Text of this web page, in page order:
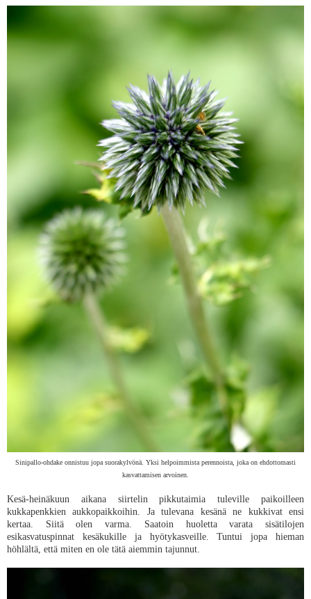
Sinipallo-ohdake onnistuu jopa suorakylvönä. Yksi helpoimmista perennoista, joka on ehdottomasti
kasvattamisen arvoinen.
Kesä-heinäkuun aikana siirtelin pikkutaimia tuleville paikoilleen
kukkapenkkien aukkopaikkoihin. Ja tulevana kesänä ne kukkivat ensi
kertaa. Siitä olen varma. Saatoin huoletta varata sisätilojen
esikasvatuspinnat kesäkukille ja hyötykasveille. Tuntui jopa hieman
höhlältä, että miten en ole tätä aiemmin tajunnut.